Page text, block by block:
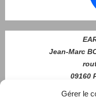
Gérer le
Jean-Marc
09160